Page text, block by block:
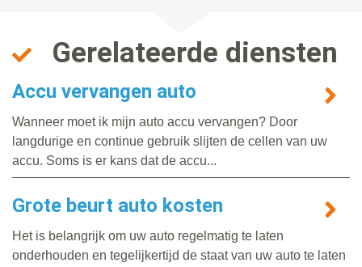
Gerelateerde diensten
Accu vervangen auto
Wanneer moet ik mijn auto accu vervangen? Door
langdurige en continue gebruik slijten de cellen van uw
accu. Soms is er kans dat de accu...
Grote beurt auto kosten
Het is belangrijk om uw auto regelmatig te laten
onderhouden en tegelijkertijd de staat van uw auto te laten